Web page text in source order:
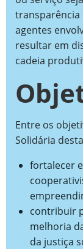
transparência
agentes
resultar em
cadeia
Entre os
Solidária
fortalecer
contribuir
melhoria
da justiça